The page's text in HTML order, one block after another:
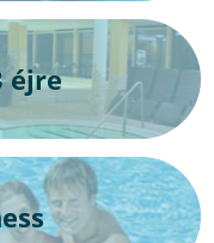
éjre